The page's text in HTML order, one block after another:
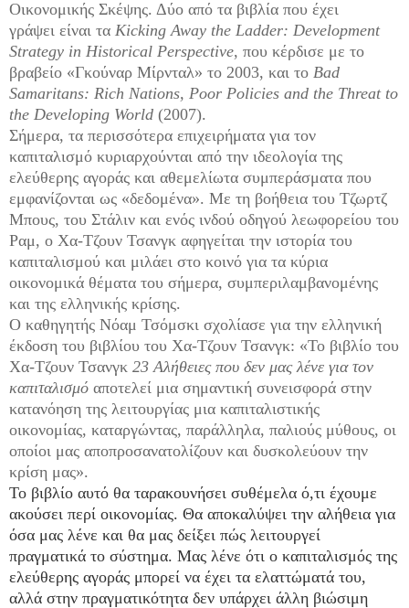
Οικονομικής Σκέψης. Δύο από τα βιβλία που έχει
γράψει είναι τα Kicking Away the Ladder: Development
Strategy in Historical Perspective, που κέρδισε με το
βραβείο «Γκούναρ Μίρνταλ» το 2003, και το Bad
Samaritans: Rich Nations, Poor Policies and the Threat to
the Developing World (2007).
Σήμερα, τα περισσότερα επιχειρήματα για τον
καπιταλισμό κυριαρχούνται από την ιδεολογία της
ελεύθερης αγοράς και αθεμελίωτα συμπεράσματα που
εμφανίζονται ως «δεδομένα». Με τη βοήθεια του Τζωρτζ
Μπους, του Στάλιν και ενός ινδού οδηγού λεωφορείου του
Ραμ, ο Χα-Τζουν Τσανγκ αφηγείται την ιστορία του
καπιταλισμού και μιλάει στο κοινό για τα κύρια
οικονομικά θέματα του σήμερα, συμπεριλαμβανομένης
και της ελληνικής κρίσης.
Ο καθηγητής Νόαμ Τσόμσκι σχολίασε για την ελληνική
έκδοση του βιβλίου του Χα-Τζουν Τσανγκ: «Το βιβλίο του
Χα-Τζουν Τσανγκ 23 Αλήθειες που δεν μας λένε για τον
καπιταλισμό αποτελεί μια σημαντική συνεισφορά στην
κατανόηση της λειτουργίας μια καπιταλιστικής
οικονομίας, καταργώντας, παράλληλα, παλιούς μύθους, οι
οποίοι μας αποπροσανατολίζουν και δυσκολεύουν την
κρίση μας».
Το βιβλίο αυτό θα ταρακουνήσει συθέμελα ό,τι έχουμε
ακούσει περί οικονομίας. Θα αποκαλύψει την αλήθεια για
όσα μας λένε και θα μας δείξει πώς λειτουργεί
πραγματικά το σύστημα. Μας λένε ότι ο καπιταλισμός της
ελεύθερης αγοράς μπορεί να έχει τα ελαττώματά του,
αλλά στην πραγματικότητα δεν υπάρχει άλλη βιώσιμη